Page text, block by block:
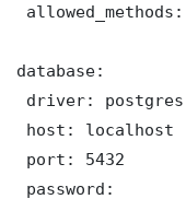
database:
driver: postgres
host: localhost
port: 5432
password: